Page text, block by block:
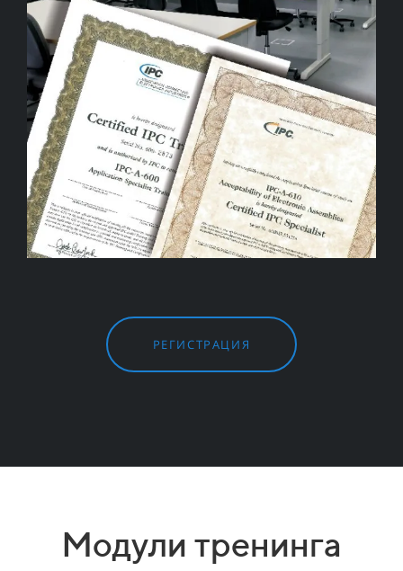
РЕГИСТРАЦИЯ
Модули тренинга